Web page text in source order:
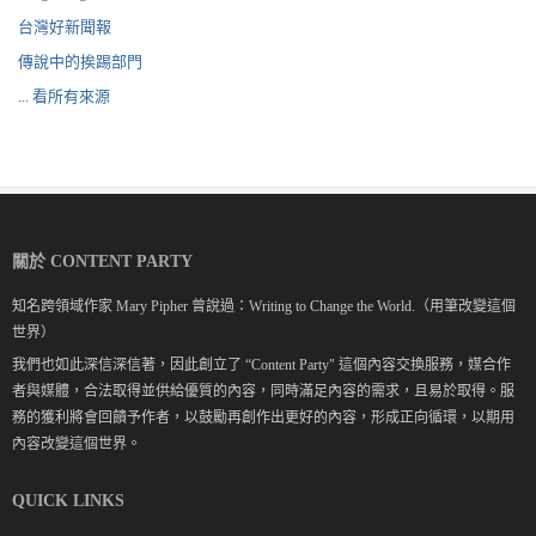
台灣好新聞報
傳說中的挨踢部門
... 看所有來源
關於 CONTENT PARTY
知名跨領域作家 Mary Pipher 曾說過：Writing to Change the World.（用筆改變這個
世界）
我們也如此深信深信著，因此創立了 “Content Party" 這個內容交換服務，媒合作
者與媒體，合法取得並供給優質的內容，同時滿足內容的需求，且易於取得。服
務的獲利將會回饋予作者，以鼓勵再創作出更好的內容，形成正向循環，以期用
內容改變這個世界。
QUICK LINKS